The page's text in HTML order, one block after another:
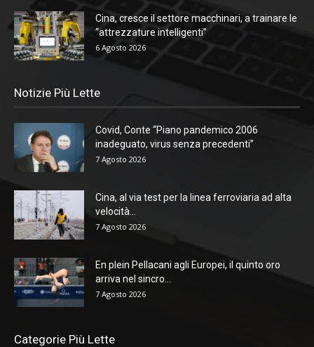
Cina, cresce il settore macchinari, a trainare le
“attrezzature intelligenti”
6 Agosto 2026
Notizie Più Lette
Covid, Conte “Piano pandemico 2006
inadeguato, virus senza precedenti”
7 Agosto 2026
Cina, al via test per la linea ferroviaria ad alta
velocità...
7 Agosto 2026
En plein Pellacani agli Europei, il quinto oro
arriva nel sincro...
7 Agosto 2026
Categorie Più Lette